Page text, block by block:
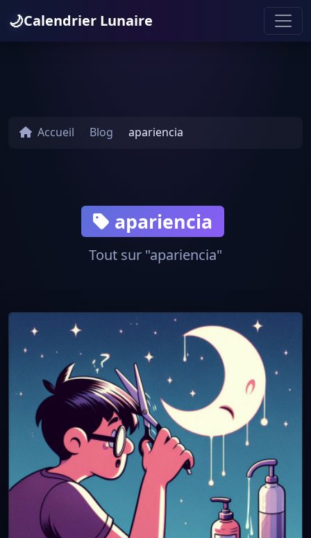
🌙Calendrier Lunaire
Accueil Blog apariencia
apariencia
Tout sur "apariencia"